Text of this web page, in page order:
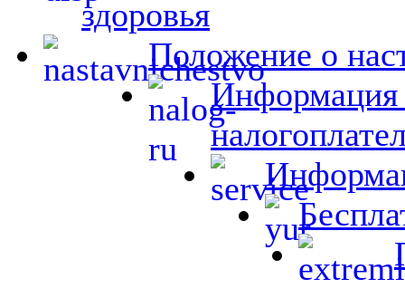
здоровья
Положение о
Информация